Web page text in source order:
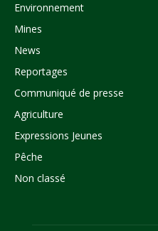
Environnement
Mines
News
Reportages
Communiqué de presse
Agriculture
Expressions Jeunes
Pêche
Non classé